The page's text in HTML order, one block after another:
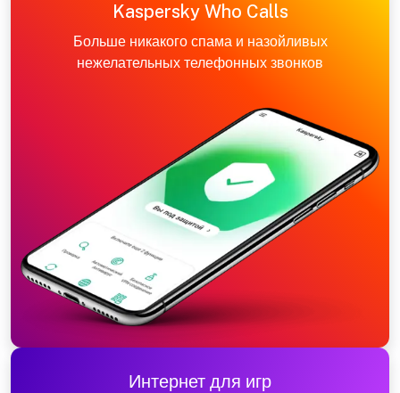
Kaspersky Who Calls
Больше никакого спама и назойливых
нежелательных телефонных звонков
Интернет для игр